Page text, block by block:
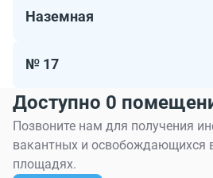
Наземная
№ 17
Доступно 0
Позвоните нам для получения
вакантных и освобождающихся
площадях.